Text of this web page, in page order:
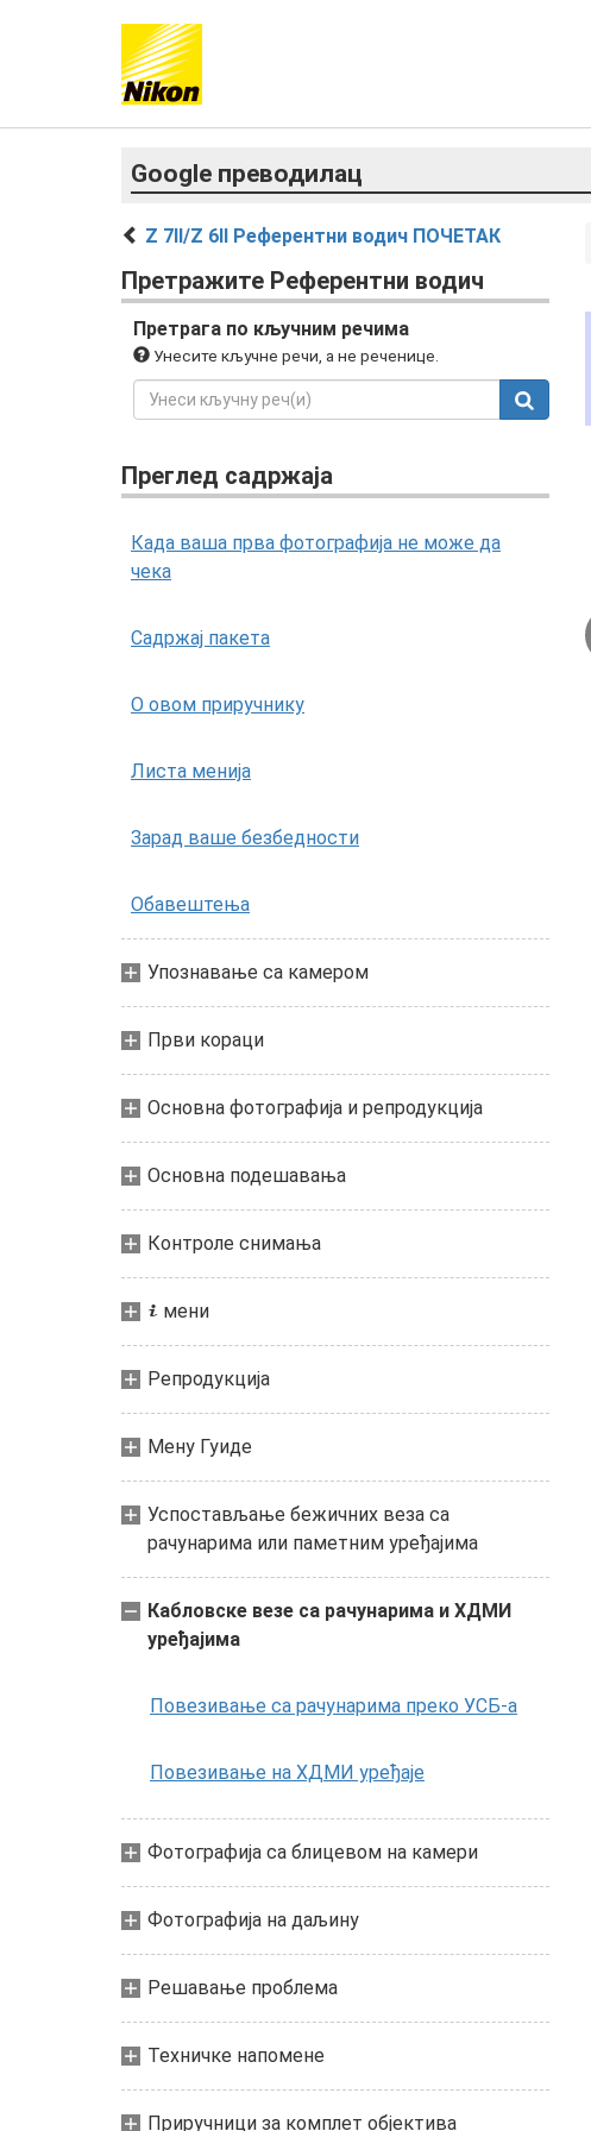
Google преводилац
Z 7II/Z 6II Референтни водич ПОЧЕТАК
Претражите Референтни водич
Претрага по кључним речима
Унесите кључне речи, а не реченице.
Преглед садржаја
Када ваша прва фотографија не може да
чека
Садржај пакета
О овом приручнику
Листа менија
Зарад ваше безбедности
Обавештења
Упознавање са камером
Први кораци
Основна фотографија и репродукција
Основна подешавања
Контроле снимања
i мени
Репродукција
Мену Гуиде
Успостављање бежичних веза са
рачунарима или паметним уређајима
Кабловске везе са рачунарима и ХДМИ
уређајима
Повезивање са рачунарима преко УСБ-а
Повезивање на ХДМИ уређаје
Фотографија са блицевом на камери
Фотографија на даљину
Решавање проблема
Техничке напомене
Приручници за комплет објектива